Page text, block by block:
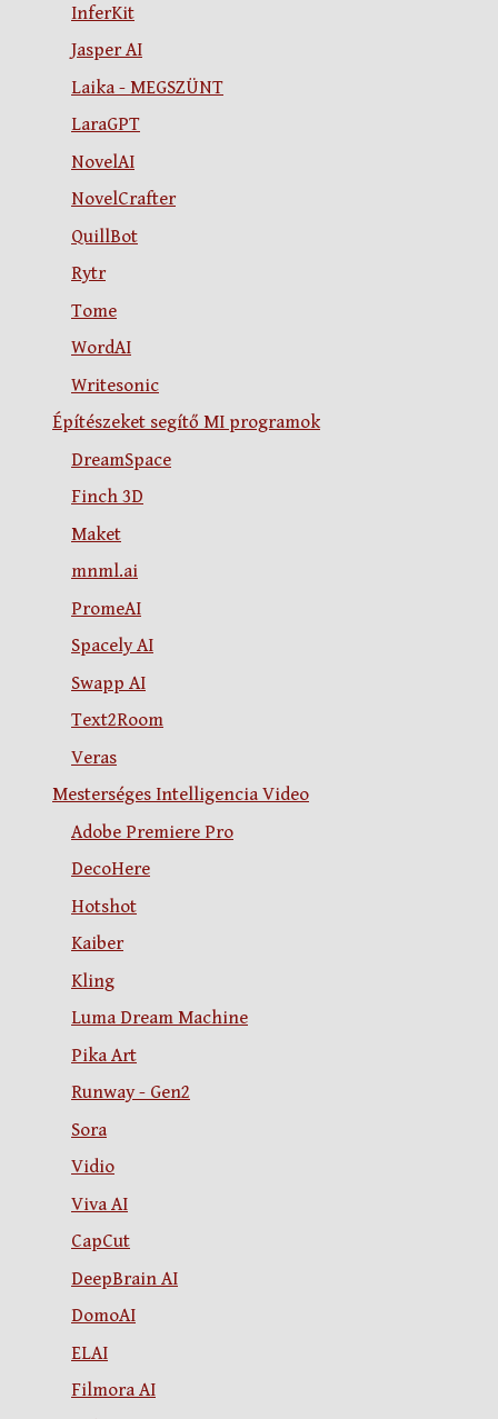
InferKit
Jasper AI
Laika - MEGSZÜNT
LaraGPT
NovelAI
NovelCrafter
QuillBot
Rytr
Tome
WordAI
Writesonic
Építészeket segítő MI programok
DreamSpace
Finch 3D
Maket
mnml.ai
PromeAI
Spacely AI
Swapp AI
Text2Room
Veras
Mesterséges Intelligencia Video
Adobe Premiere Pro
DecoHere
Hotshot
Kaiber
Kling
Luma Dream Machine
Pika Art
Runway - Gen2
Sora
Vidio
Viva AI
CapCut
DeepBrain AI
DomoAI
ELAI
Filmora AI